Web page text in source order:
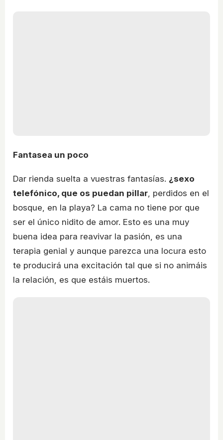
Fantasea un poco
Dar rienda suelta a vuestras fantasías. ¿sexo
telefónico, que os puedan pillar, perdidos en el
bosque, en la playa? La cama no tiene por que
ser el único nidito de amor. Esto es una muy
buena idea para reavivar la pasión, es una
terapia genial y aunque parezca una locura esto
te producirá una excitación tal que si no animáis
la relación, es que estáis muertos.